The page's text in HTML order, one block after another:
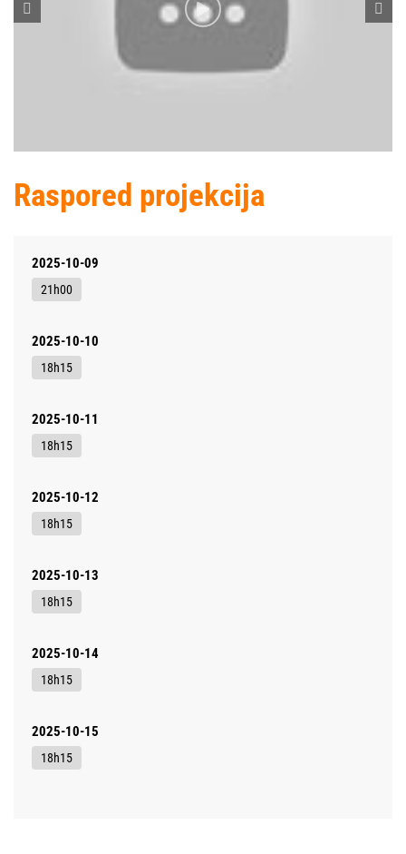
Raspored projekcija
2025-10-09
21h00
2025-10-10
18h15
2025-10-11
18h15
2025-10-12
18h15
2025-10-13
18h15
2025-10-14
18h15
2025-10-15
18h15